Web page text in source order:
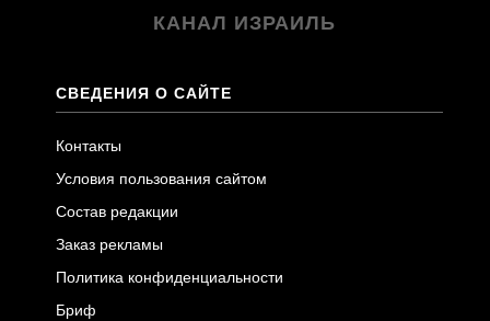
КАНАЛ ИЗРАИЛЬ
СВЕДЕНИЯ О САЙТЕ
Контакты
Условия пользования сайтом
Состав редакции
Заказ рекламы
Политика конфиденциальности
Бриф